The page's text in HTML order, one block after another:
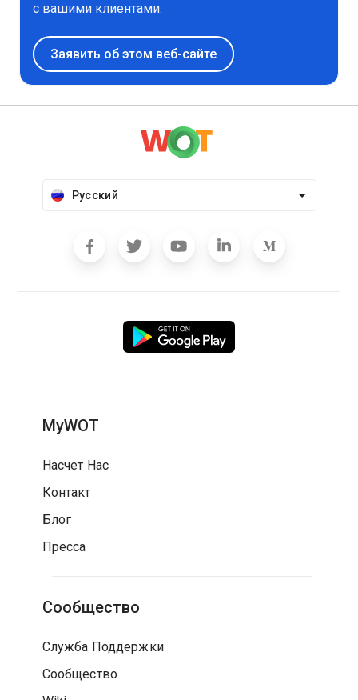
с вашими клиентами.
Заявить об этом веб-сайте
Русский
MyWOT
Насчет Нас
Контакт
Блог
Пресса
Сообщество
Служба Поддержки
Сообщество